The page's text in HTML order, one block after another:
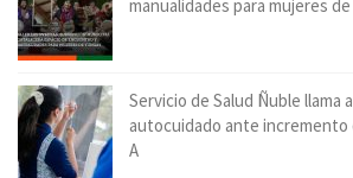
manualidades para mujeres de
Servicio de Salud Ñuble llama
autocuidado ante incremento
A